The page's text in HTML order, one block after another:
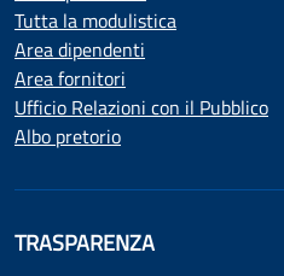
Tutta la modulistica
Area dipendenti
Area fornitori
Ufficio Relazioni con il Pubblico
Albo pretorio
TRASPARENZA